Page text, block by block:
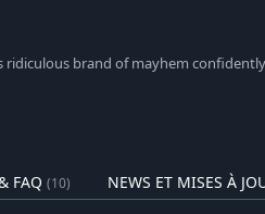
brand of mayhem
FAQ (10) NEWS ET MISES À